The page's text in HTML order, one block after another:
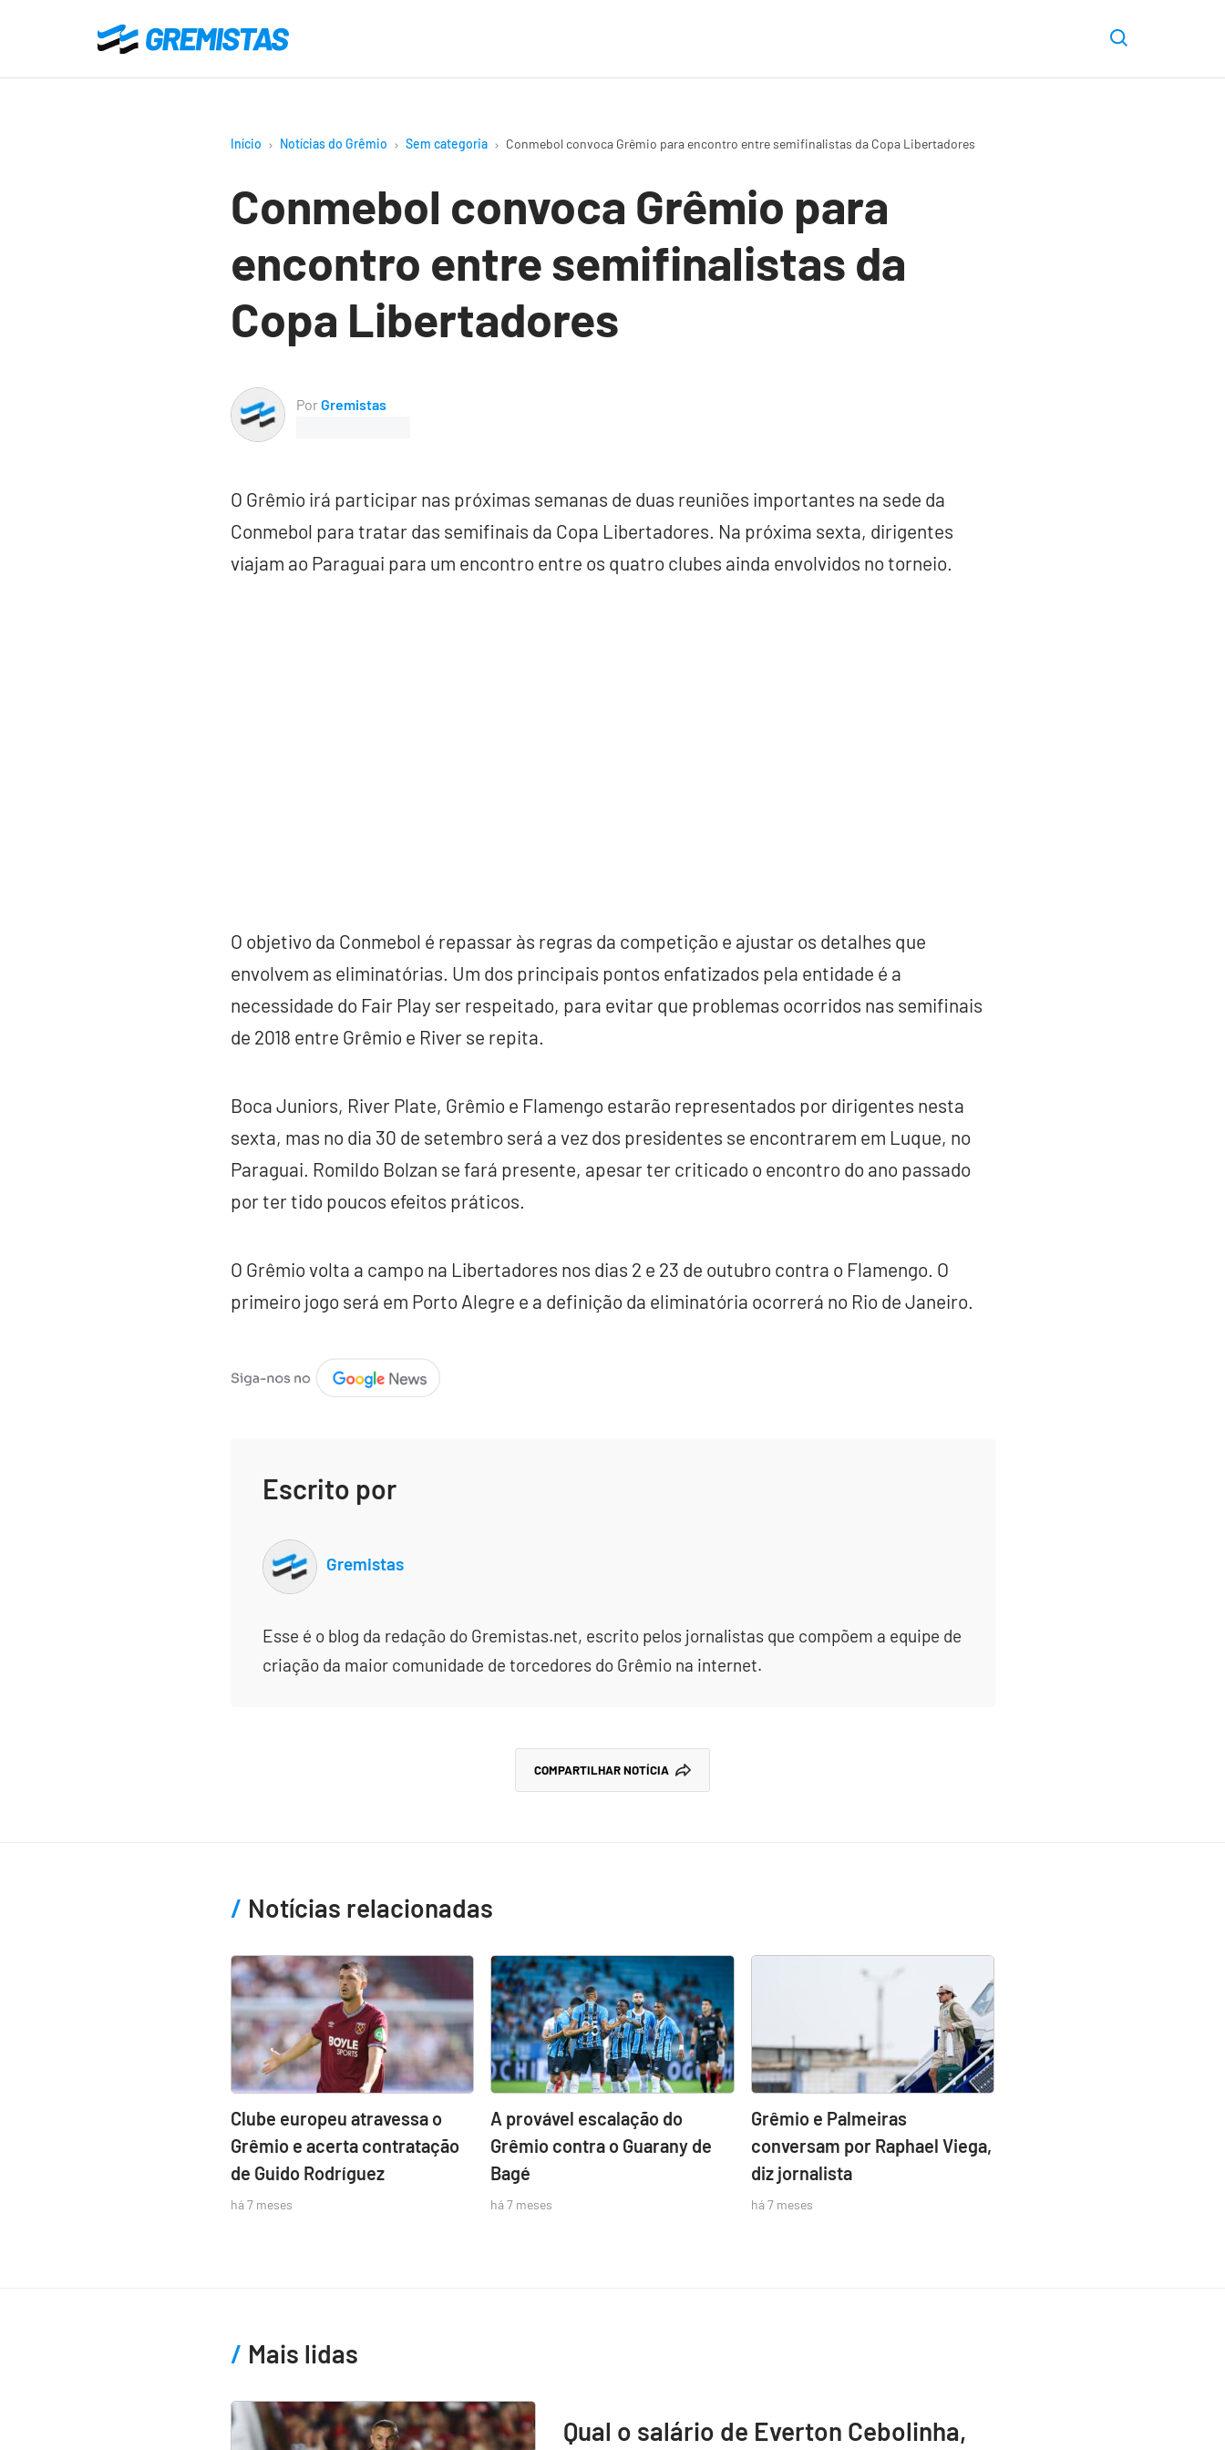
o
Gremistas
Início Notícias do Grêmio Sem categoria Conmebol convoca Grêmio para encontro entre semifinalistas da Copa Libertadores
Conmebol convoca Grêmio para
encontro entre semifinalistas da
Copa Libertadores
PorGremistas
O Grêmio irá participar nas próximas semanas de duas reuniões importantes na sede da
Conmebol para tratar das semifinais da Copa Libertadores. Na próxima sexta, dirigentes
viajam ao Paraguai para um encontro entre os quatro clubes ainda envolvidos no torneio.
O objetivo da Conmebol é repassar às regras da competição e ajustar os detalhes que
envolvem as eliminatórias. Um dos principais pontos enfatizados pela entidade é a
necessidade do Fair Play ser respeitado, para evitar que problemas ocorridos nas semifinais
de 2018 entre Grêmio e River se repita.
Boca Juniors, River Plate, Grêmio e Flamengo estarão representados por dirigentes nesta
sexta, mas no dia 30 de setembro será a vez dos presidentes se encontrarem em Luque, no
Paraguai. Romildo Bolzan se fará presente, apesar ter criticado o encontro do ano passado
por ter tido poucos efeitos práticos.
O Grêmio volta a campo na Libertadores nos dias 2 e 23 de outubro contra o Flamengo. O
primeiro jogo será em Porto Alegre e a definição da eliminatória ocorrerá no Rio de Janeiro.
Escrito por
Gremistas
Esse é o blog da redação do Gremistas.net, escrito pelos jornalistas que compõem a equipe de
criação da maior comunidade de torcedores do Grêmio na internet.
COMPARTILHAR NOTÍCIA
Notícias relacionadas
Clube europeu atravessa o
Grêmio e acerta contratação
de Guido Rodríguez
há 7 meses
A provável escalação do
Grêmio contra o Guarany de
Bagé
há 7 meses
Grêmio e Palmeiras
conversam por Raphael Viega,
diz jornalista
há 7 meses
Mais lidas
Qual o salário de Everton Cebolinha,